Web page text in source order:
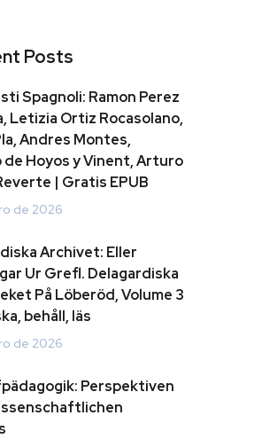
Posts
Spagnoli: Ramon Perez
Letizia Ortiz Rocasolano,
Andres Montes,
Hoyos y Vinent, Arturo
| Gratis EPUB
de 2026
Archivet: Eller
Ur Grefl. Delagardiska
På Löberöd, Volume 3
behåll, läs
de 2026
Perspektiven